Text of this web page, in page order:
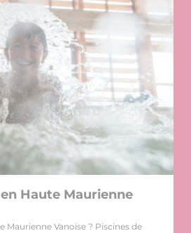
Haute Maurienne
Maurienne Vanoise ? Piscines de